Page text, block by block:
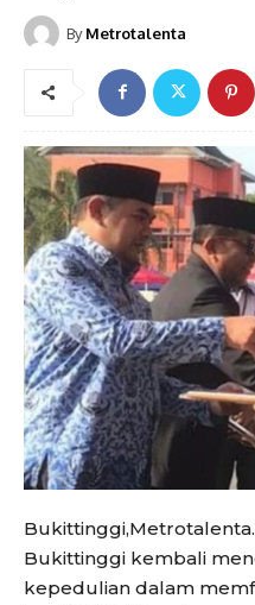
By Metrotalenta
Bukittinggi kembali
kepedulian dalam